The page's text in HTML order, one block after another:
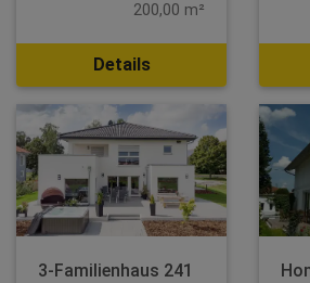
200,00 m²
Details
3-Familienhaus 241